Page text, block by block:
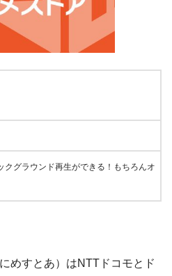
クグラウンド再生ができる！もちろんオ
めすとあ）はNTTドコモとド